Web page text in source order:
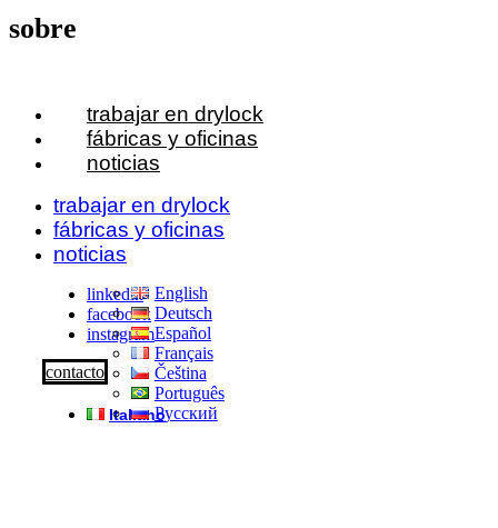
sobre
trabajar en drylock
fábricas y oficinas
noticias
trabajar en drylock
fábricas y oficinas
noticias
linkedin
facebook
instagram
contacto
Italiano
English
Deutsch
Español
Français
Čeština
Português
Русский